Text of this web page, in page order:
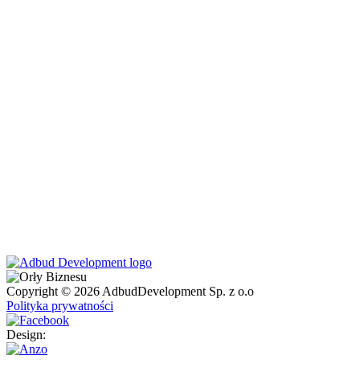
Copyright © 2026 AdbudDevelopment Sp. z o.o
Polityka prywatności
Design: